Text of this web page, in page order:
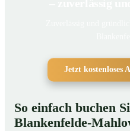
Jetzt kostenloses
So einfach buchen
Blankenfelde-